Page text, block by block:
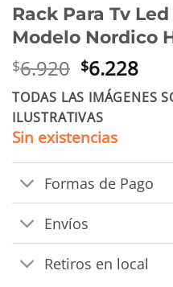
Rack Para Tv
Modelo Nordico
$6.920 El
precio
original
era:
$6.920.
$6.228El
TODAS LAS IMÁGENES
ILUSTRATIVAS
Sin existencias
Formas de Pago
Envíos
Retiros en local